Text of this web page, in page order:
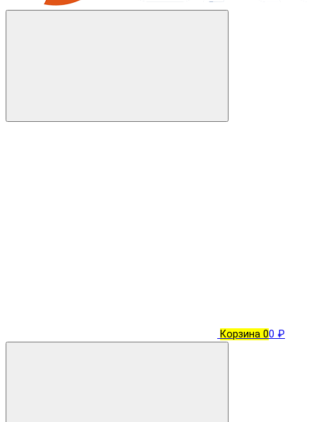
Корзина 00 ₽